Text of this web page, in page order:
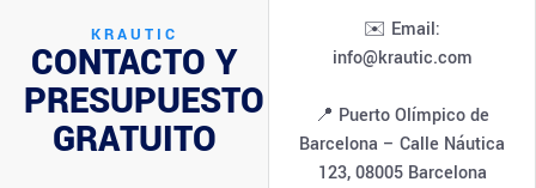
KRAUTIC
CONTACTO Y
PRESUPUESTO
GRATUITO
✉️ Email:
info@krautic.com
📍 Puerto Olímpico de
Barcelona – Calle Náutica
123, 08005 Barcelona